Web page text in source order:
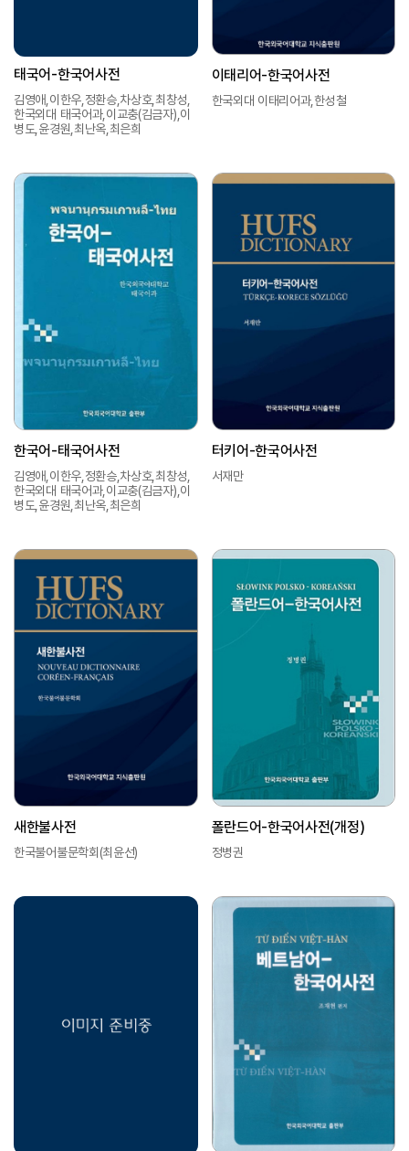
태국어-한국어사전
김영애,이한우,정환승,차상호,최창성,
한국외대 태국어과,이교충(김금자),이
병도,윤경원,최난옥,최은희
이태리어-한국어사전
한국외대 이태리어과,한성철
한국어-태국어사전
김영애,이한우,정환승,차상호,최창성,
한국외대 태국어과,이교충(김금자),이
병도,윤경원,최난옥,최은희
터키어-한국어사전
서재만
새한불사전
한국불어불문학회(최윤선)
폴란드어-한국어사전(개정)
정병권